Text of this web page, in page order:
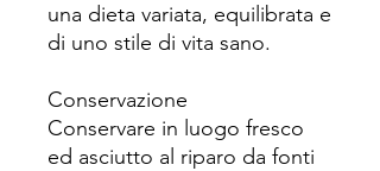
una dieta variata, equilibrata e
di uno stile di vita sano.
Conservazione
Conservare in luogo fresco
ed asciutto al riparo da fonti